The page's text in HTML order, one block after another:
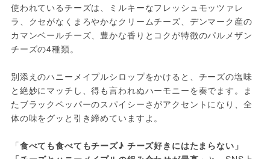
使われているチーズは、ミルキーなフレッシュモッツァレ
ラ、クセがなくまろやかなクリームチーズ、デンマーク産の
カマンベールチーズ、豊かな香りとコクが特徴のパルメザン
チーズの4種類。
別添えのハニーメイプルシロップをかけると、チーズの塩味
と絶妙にマッチし、得も言われぬハーモニーを奏でます。ま
たブラックペッパーのスパイシーさがアクセントになり、全
体の味をグッと引き締めていますよ。
「食べても食べてもチーズ♪ チーズ好きにはたまらない」